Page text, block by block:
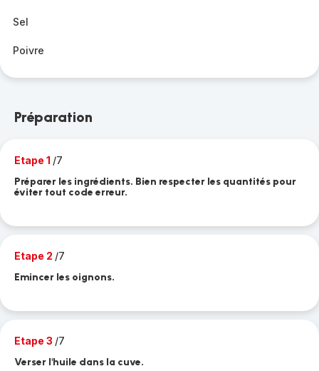
Sel
Poivre
Préparation
Etape 1 /7
Préparer les ingrédients. Bien respecter les quantités pour
éviter tout code erreur.
Etape 2 /7
Emincer les oignons.
Etape 3 /7
Verser l'huile dans la cuve.